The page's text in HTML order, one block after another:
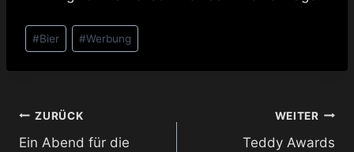
Schlagworte:
#Bier #Werbung
Beitragsnavigation
ZURÜCK
Ein Abend für die
WEITER
Teddy Awards